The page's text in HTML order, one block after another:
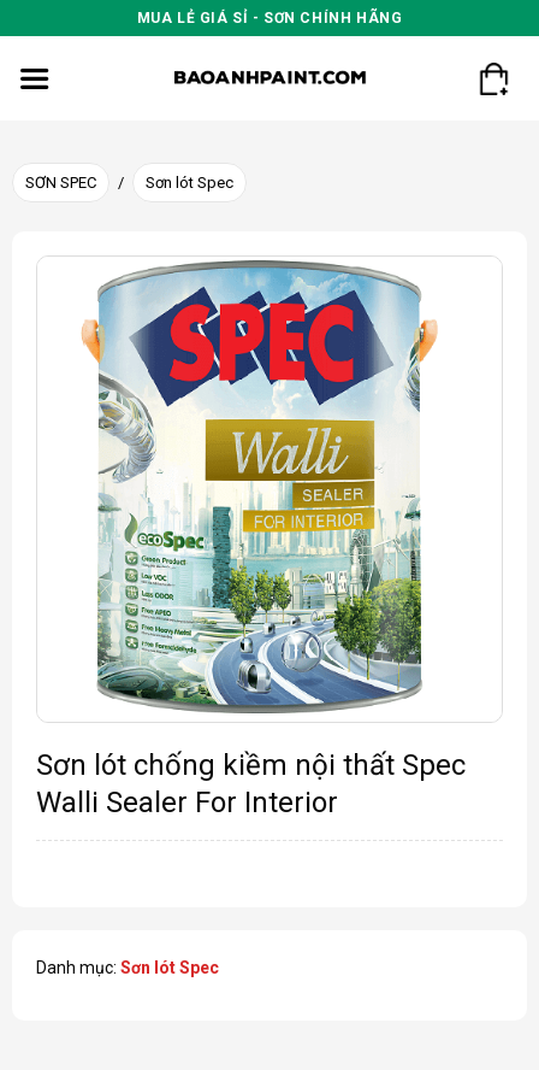
to
content
MUA LẺ GIÁ SỈ - SƠN CHÍNH HÃNG
SƠN SPEC / Sơn lót Spec
Sơn lót chống kiềm nội thất Spec
Walli Sealer For Interior
Danh mục: Sơn lót Spec